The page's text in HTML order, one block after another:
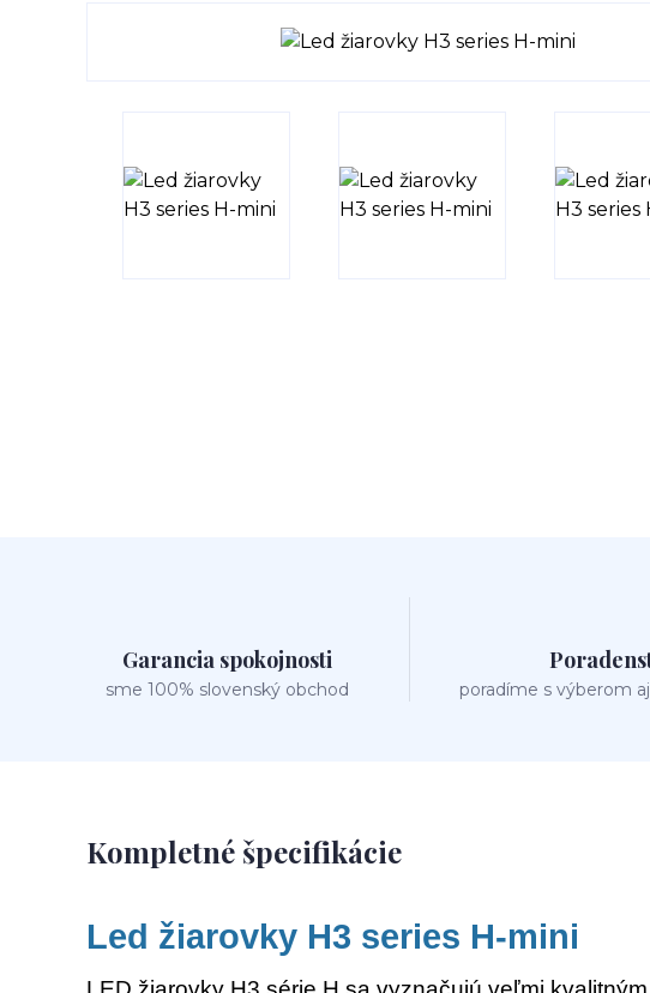
Garancia spokojnosti
sme 100% slovenský obchod poradíme s výberom
Kompletné špecifikácie
Led žiarovky H3 series H-mini